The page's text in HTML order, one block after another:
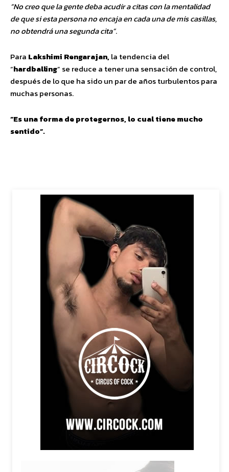
“No creo que la gente deba acudir a citas con la mentalidad
de que si esta persona no encaja en cada una de mis casillas,
no obtendrá una segunda cita”.
Para Lakshimi Rengarajan,la tendencia del
“hardballing” se reduce a tener una sensación de control,
después de lo que ha sido un par de años turbulentos para
muchas personas.
“Es una forma de protegernos, lo cual tiene mucho
sentido”.